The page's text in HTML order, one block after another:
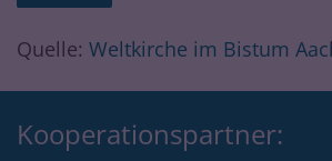
Quelle: Weltkirche im Bistum
Kooperationspartner: